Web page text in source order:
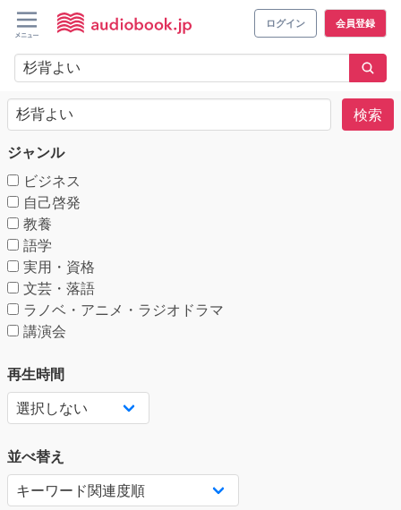
ログイン 会員登録
検索
ジャンル
ビジネス
自己啓発
教養
語学
実用・資格
文芸・落語
ラノベ・アニメ・ラジオドラマ
講演会
再生時間
並べ替え